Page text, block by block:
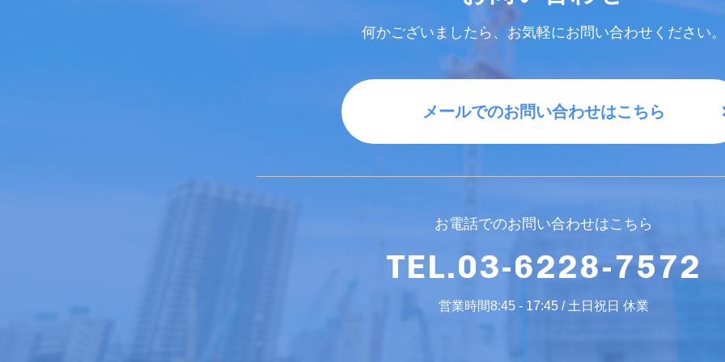
何かございましたら、お気軽にお問い合わせください。
メールでのお問い合わせはこちら
お電話でのお問い合わせはこちら
TEL.03-6228-7572
営業時間8:45 - 17:45 / 土日祝日 休業